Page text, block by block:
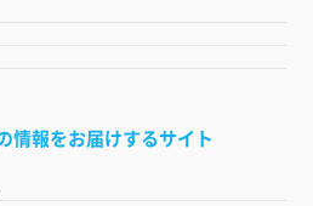
情報をお届けするサイト